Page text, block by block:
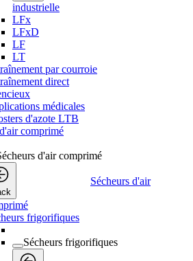
industrielle
LFx
LFxD
LF
LT
par courroie
direct
médicales
d'azote LTB
comprimé
d'air comprimé
Sécheurs d'air
frigorifiques
Sécheurs frigorifiques